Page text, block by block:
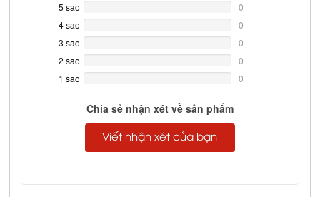
5 sao
Complete
0
4 sao
Complete
0
3 sao
Complete
0
2 sao
Complete
0
1 sao
0
Chia sẻ nhận xét về sản phẩm
Viết nhận xét của bạn